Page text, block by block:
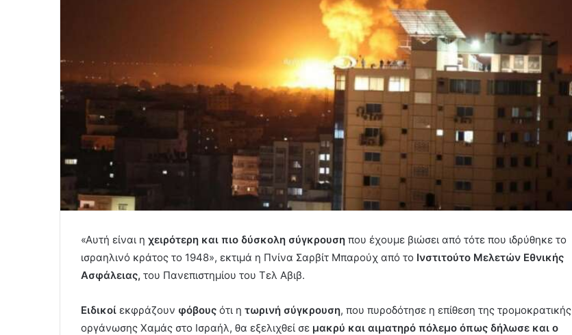
«Αυτή είναι η χειρότερη και πιο δύσκολη σύγκρουση που έχουμε βιώσει από τότε που ιδρύθηκε το
ισραηλινό κράτος το 1948», εκτιμά η Πνίνα Σαρβίτ Μπαρούχ από το Ινστιτούτο Μελετών Εθνικής
Ασφάλειας, του Πανεπιστημίου του Τελ Αβιβ.
Ειδικοί εκφράζουν φόβους ότι η τωρινή σύγκρουση, που πυροδότησε η επίθεση της τρομοκρατικής
οργάνωσης Χαμάς στο Ισραήλ, θα εξελιχθεί σε μακρύ και αιματηρό πόλεμο όπως δήλωσε και ο